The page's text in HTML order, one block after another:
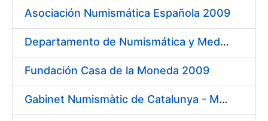
Asociación Numismática Española 2009
Departamento de Numismática y Medallística. Museo Arqueológico Nacional 2009
Fundación Casa de la Moneda 2009
Gabinet Numismàtic de Catalunya - MNAC 2009